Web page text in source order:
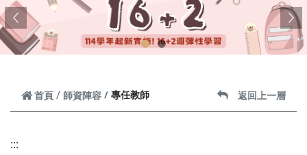
Previous
首頁 師資陣容 專任教師 返回上一層
:::